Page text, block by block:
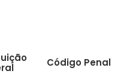
Código Penal